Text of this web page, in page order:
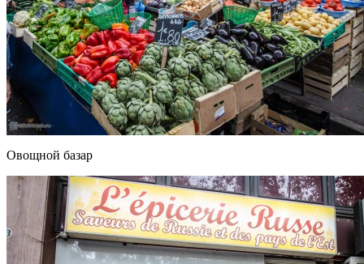
Овощной базар